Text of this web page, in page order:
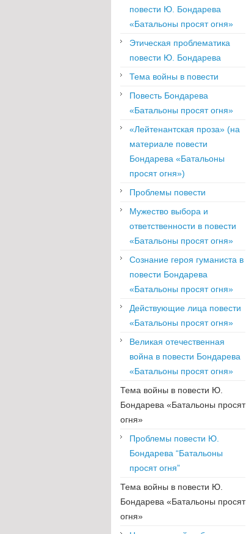
повести Ю. Бондарева
«Батальоны просят огня»
Этическая проблематика
повести Ю. Бондарева
Тема войны в повести
Повесть Бондарева
«Батальоны просят огня»
«Лейтенантская проза» (на
материале повести
Бондарева «Батальоны
просят огня»)
Проблемы повести
Мужество выбора и
ответственности в повести
«Батальоны просят огня»
Сознание героя гуманиста в
повести Бондарева
«Батальоны просят огня»
Действующие лица повести
«Батальоны просят огня»
Великая отечественная
война в повести Бондарева
«Батальоны просят огня»
Тема войны в повести Ю.
Бондарева «Батальоны просят
огня»
Проблемы повести Ю.
Бондарева “Батальоны
просят огня”
Тема войны в повести Ю.
Бондарева «Батальоны просят
огня»